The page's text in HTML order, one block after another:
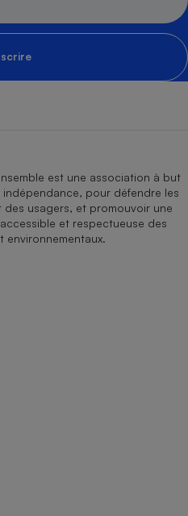
est une association à but
pour défendre les
usagers, et promouvoir une
et respectueuse des
environnementaux.